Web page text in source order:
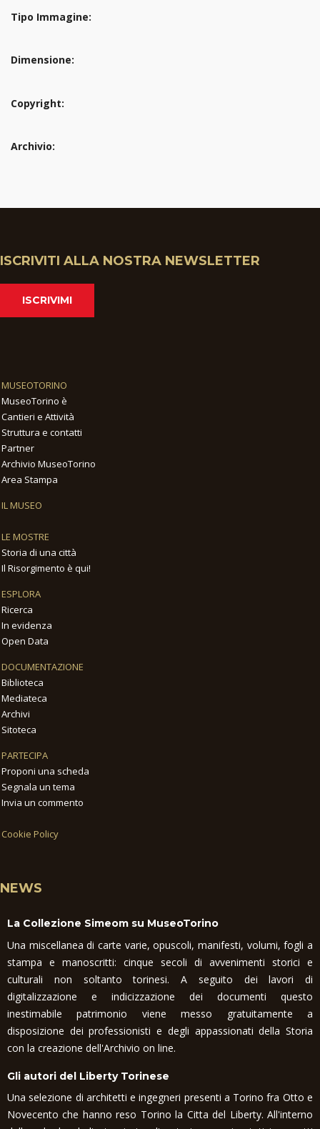
Tipo Immagine:
Dimensione:
Copyright:
Archivio:
ISCRIVITI ALLA NOSTRA NEWSLETTER
ISCRIVIMI
MUSEOTORINO
MuseoTorino è
Cantieri e Attività
Struttura e contatti
Partner
Archivio MuseoTorino
Area Stampa
IL MUSEO
LE MOSTRE
Storia di una città
Il Risorgimento è qui!
ESPLORA
Ricerca
In evidenza
Open Data
DOCUMENTAZIONE
Biblioteca
Mediateca
Archivi
Sitoteca
PARTECIPA
Proponi una scheda
Segnala un tema
Invia un commento
Cookie Policy
NEWS
La Collezione Simeom su MuseoTorino
Una miscellanea di carte varie, opuscoli, manifesti, volumi, fogli a
stampa e manoscritti: cinque secoli di avvenimenti storici e
culturali non soltanto torinesi. A seguito dei lavori di
digitalizzazione e indicizzazione dei documenti questo
inestimabile patrimonio viene messo gratuitamente a
disposizione dei professionisti e degli appassionati della Storia
con la creazione dell'Archivio on line.
Gli autori del Liberty Torinese
Una selezione di architetti e ingegneri presenti a Torino fra Otto e
Novecento che hanno reso Torino la Citta del Liberty. All'interno